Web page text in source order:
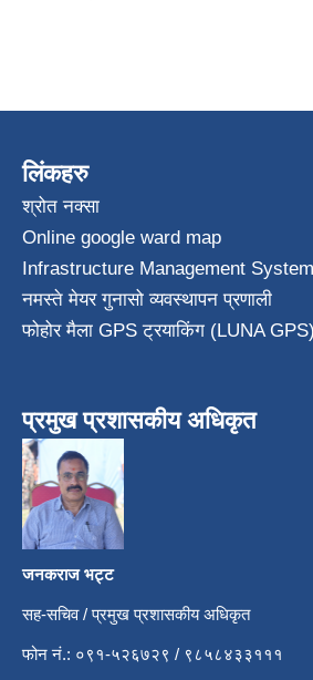
लिंकहरु
श्रोत नक्सा
Online google ward map
Infrastructure Management
नमस्ते मेयर गुनासो व्यवस्थापन प्रणाली
फोहोर मैला GPS ट्रयाकिंग (LUNA GPS)
प्रमुख प्रशासकीय अधिकृत
जनकराज भट्ट
सह-सचिव / प्रमुख प्रशासकीय अधिकृत
फोन नं.: ०९१-५२६७२९ / ९८५८४३३१११